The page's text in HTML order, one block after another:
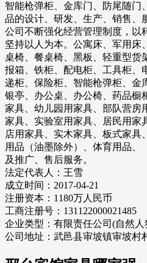
智能枪弹柜、金库门、防尾随门
品的设计、研发、生产、销售、
公司不断强化经营管理制度，以
坚持以人为本。公寓床、军用床
桌椅、餐桌椅、黑板、轻重型货
报箱、铁柜、配电柜、工具柜、
递柜、保险柜、智能枪弹柜、金
银亭、办公桌、办公椅、药品橱
家具、幼儿园用家具、部队营房
家具、实验室用家具、居民用家
店用家具、实木家具、板式家具
用品（油墨除外）、体育用品、
及推广、售后服务。
法定代表人：王雪
成立时间：2017-04-21
注册资本：1180万人民币
工商注册号：131122000021485
企业类型：有限责任公司(自然人
公司地址：武邑县审坡镇审坡村